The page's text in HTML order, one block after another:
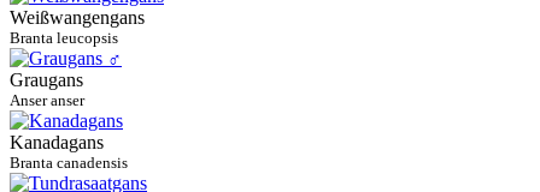
Weißwangengans
Branta leucopsis
Graugans
Anser anser
Kanadagans
Branta canadensis